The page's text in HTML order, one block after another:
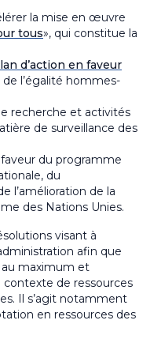
la mise en œuvre
tous», qui constitue la
d’action en faveur
l’égalité hommes-
recherche et activités
de surveillance des
du programme
du
l’amélioration de la
des Nations Unies.
visant à
afin que
au maximum et
contexte de ressources
Il s’agit notamment
en ressources des